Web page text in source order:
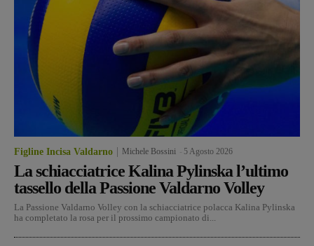
Figline Incisa Valdarno Michele Bossini 5 Agosto 2026
La schiacciatrice Kalina Pylinska l’ultimo
tassello della Passione Valdarno Volley
La Passione Valdarno Volley con la schiacciatrice polacca Kalina Pylinska
ha completato la rosa per il prossimo campionato di...